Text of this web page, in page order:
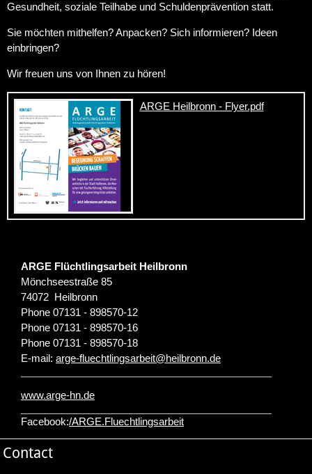
Gesundheit, soziale Teilhabe und Schuldenprävention statt.
Sie möchten mithelfen? Anpacken? Sich informieren? Ideen
einbringen?
Wir freuen uns von Ihnen zu hören!
ARGE Heilbronn - Flyer.pdf
ARGE Flüchtlingsarbeit Heilbronn
Mönchseestraße 85
74072 Heilbronn
Phone 07131 - 898570-12
Phone 07131 - 898570-16
Phone 07131 - 898570-18
E-mail: arge-fluechtlingsarbeit@heilbronn.de
www.arge-hn.de
Facebook:/ARGE.Fluechtlingsarbeit
Contact